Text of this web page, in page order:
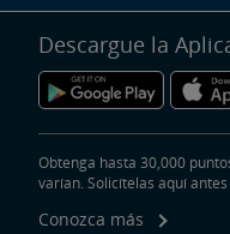
Descargue la
Obtenga hasta 30,000
varían. Solicítelas aquí
Conozca más